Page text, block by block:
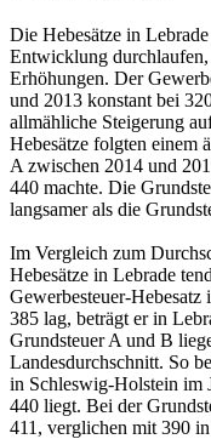
Die Hebesätze in
Entwicklung durchlaufen,
Erhöhungen. Der
und 2013 konstant bei
allmähliche Steigerung
Hebesätze folgten einem
A zwischen 2014 und
440 machte. Die
langsamer als die
Im Vergleich zum
Hebesätze in Lebrade
Gewerbesteuer-
385 lag, beträgt er in
Grundsteuer A und B
Landesdurchschnitt. So
in Schleswig-Holstein im
440 liegt. Bei der
411, verglichen mit 390